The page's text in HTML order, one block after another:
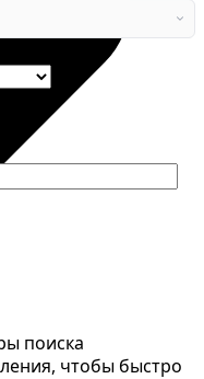
чтобы быстро
поиска